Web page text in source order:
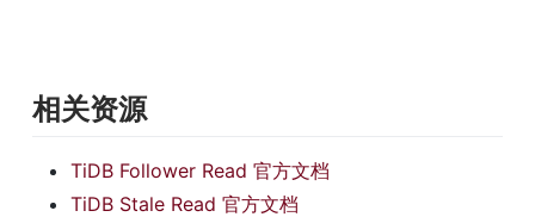
相关资源
TiDB Follower Read 官方文档
TiDB Stale Read 官方文档